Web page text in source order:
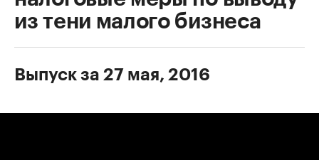
из тени малого бизнеса
Выпуск за 27 мая, 2016